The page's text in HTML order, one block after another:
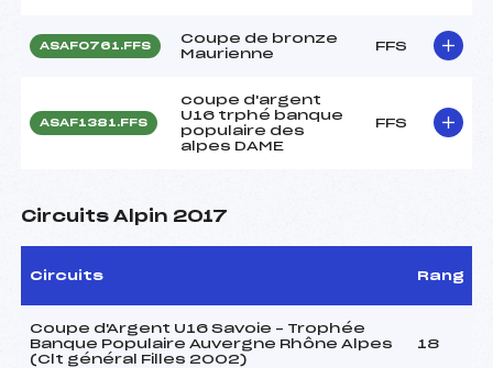
ASAF0761.FFS
Coupe de bronze
Maurienne
FFS
ASAF1381.FFS
coupe d'argent
U16 trphé banque
populaire des
alpes DAME
FFS
Circuits Alpin 2017
Circuits Rang
Coupe d'Argent U16 Savoie – Trophée
Banque Populaire Auvergne Rhône Alpes
(Clt général Filles 2002)
18